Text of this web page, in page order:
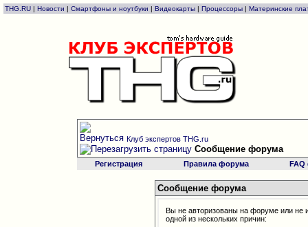
THG.RU | Новости | Смартфоны и ноутбуки | Видеокарты | Процессоры | Материнские
Клуб экспертов THG.ru
Сообщение форума
Регистрация Правила форума
Сообщение форума
Вы не авторизованы на форуме или не
одной из нескольких причин: